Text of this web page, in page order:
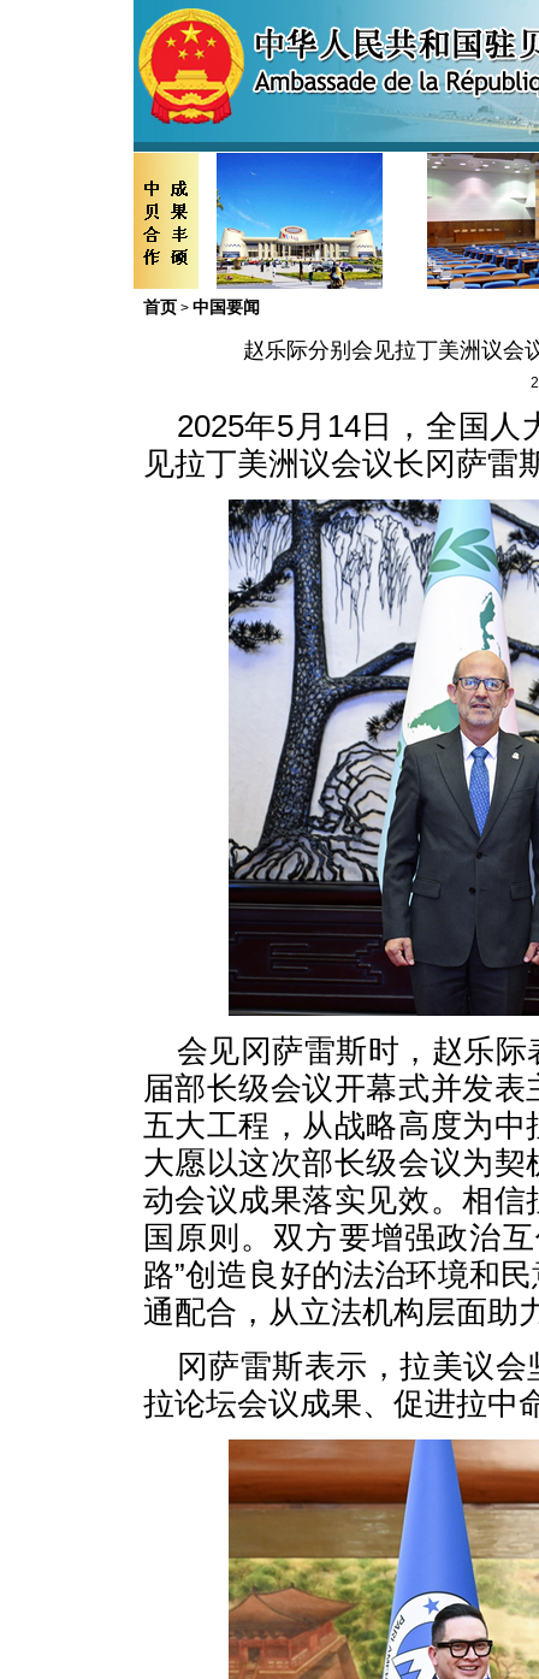
首页 > 中国要闻
赵乐际分别会见拉丁美洲议会
2025年5月14日，全国
见拉丁美洲议会议长冈萨雷
会见冈萨雷斯时，赵乐
届部长级会议开幕式并发
五大工程，从战略高度为
大愿以这次部长级会议为
动会议成果落实见效。相
国原则。双方要增强政治
路”创造良好的法治环境和
通配合，从立法机构层面助
冈萨雷斯表示，拉美议
拉论坛会议成果、促进拉中